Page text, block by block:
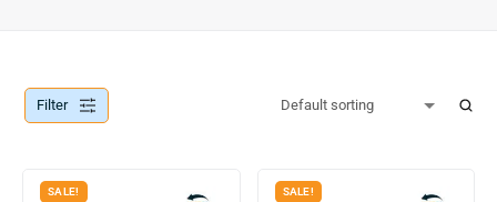
Filter
SALE!
SALE!